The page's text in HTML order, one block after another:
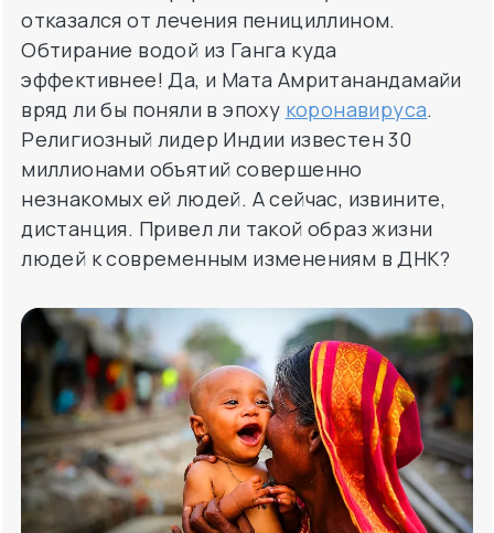
вряд ли бы поняли в эпохукоронавируса
Религиозный лидер Индии известен 30
миллионами объятий совершенно
незнакомых ей людей. А сейчас, извините,
дистанция. Привел ли такой образ жизни
людей к современным изменениям в ДНК?